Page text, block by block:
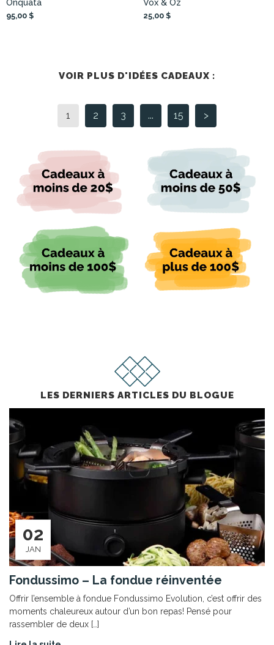
95,00 $ 25,00 $
VOIR PLUS D'IDÉES CADEAUX :
1 2 3 ... 15 >
LES DERNIERS ARTICLES DU BLOGUE
02
JAN
Fondussimo – La fondue réinventée
Offrir l’ensemble à fondue Fondussimo Evolution, c’est offrir des
moments chaleureux autour d’un bon repas! Pensé pour
rassembler de deux […]